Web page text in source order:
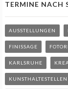
TERMINE NACH
AUSSTELLUNGEN
FINISSAGE
KARLSRUHE
KUNSTHALTESTELLEN